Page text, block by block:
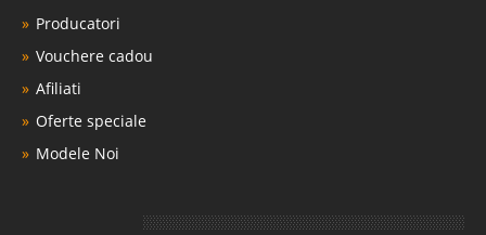
Producatori
Vouchere cadou
Afiliati
Oferte speciale
Modele Noi